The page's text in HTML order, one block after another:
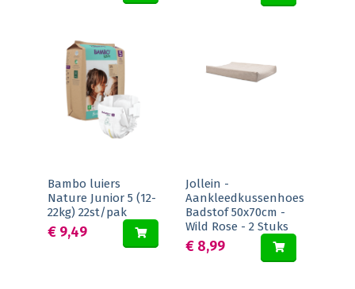
Bambo luiers
Nature Junior 5 (12-
22kg) 22st/pak
€ 9,49
Jollein -
Aankleedkussenhoes
Badstof 50x70cm -
Wild Rose - 2 Stuks
€ 8,99